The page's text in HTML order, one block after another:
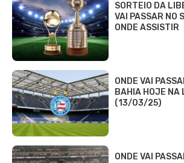
SORTEIO DA
VAI PASSAR NO
ONDE ASSISTIR
ONDE VAI
BAHIA HOJE NA
(13/03/25)
ONDE VAI